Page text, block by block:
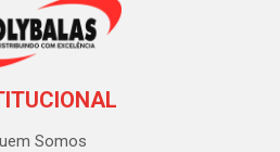
Somos